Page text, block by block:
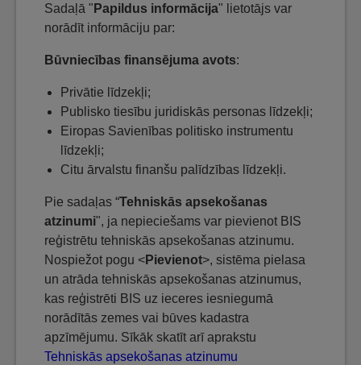
Sadaļā " Papildus informācija" lietotājs var
norādīt informāciju par:
Būvniecības finansējuma avots:
Privātie līdzekļi;
Publisko tiesību juridiskās personas līdzekļi;
Eiropas Savienības politisko instrumentu
līdzekļi;
Citu ārvalstu finanšu palīdzības līdzekļi.
Pie sadaļas “Tehniskās apsekošanas
atzinumi", ja nepieciešams var pievienot BIS
reģistrētu tehniskās apsekošanas atzinumu.
Nospiežot pogu <Pievienot>, sistēma pielasa
un atrāda tehniskās apsekošanas atzinumus,
kas reģistrēti BIS uz ieceres iesniegumā
norādītās zemes vai būves kadastra
apzīmējumu. Sīkāk skatīt arī aprakstu
Tehniskās apsekošanas atzinumu